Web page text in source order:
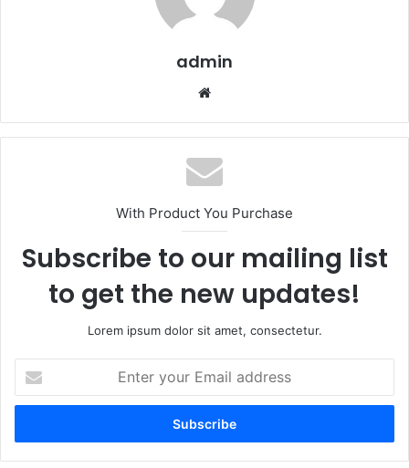
admin
With Product You Purchase
Subscribe to our mailing list
to get the new updates!
Lorem ipsum dolor sit amet, consectetur.
your
Email